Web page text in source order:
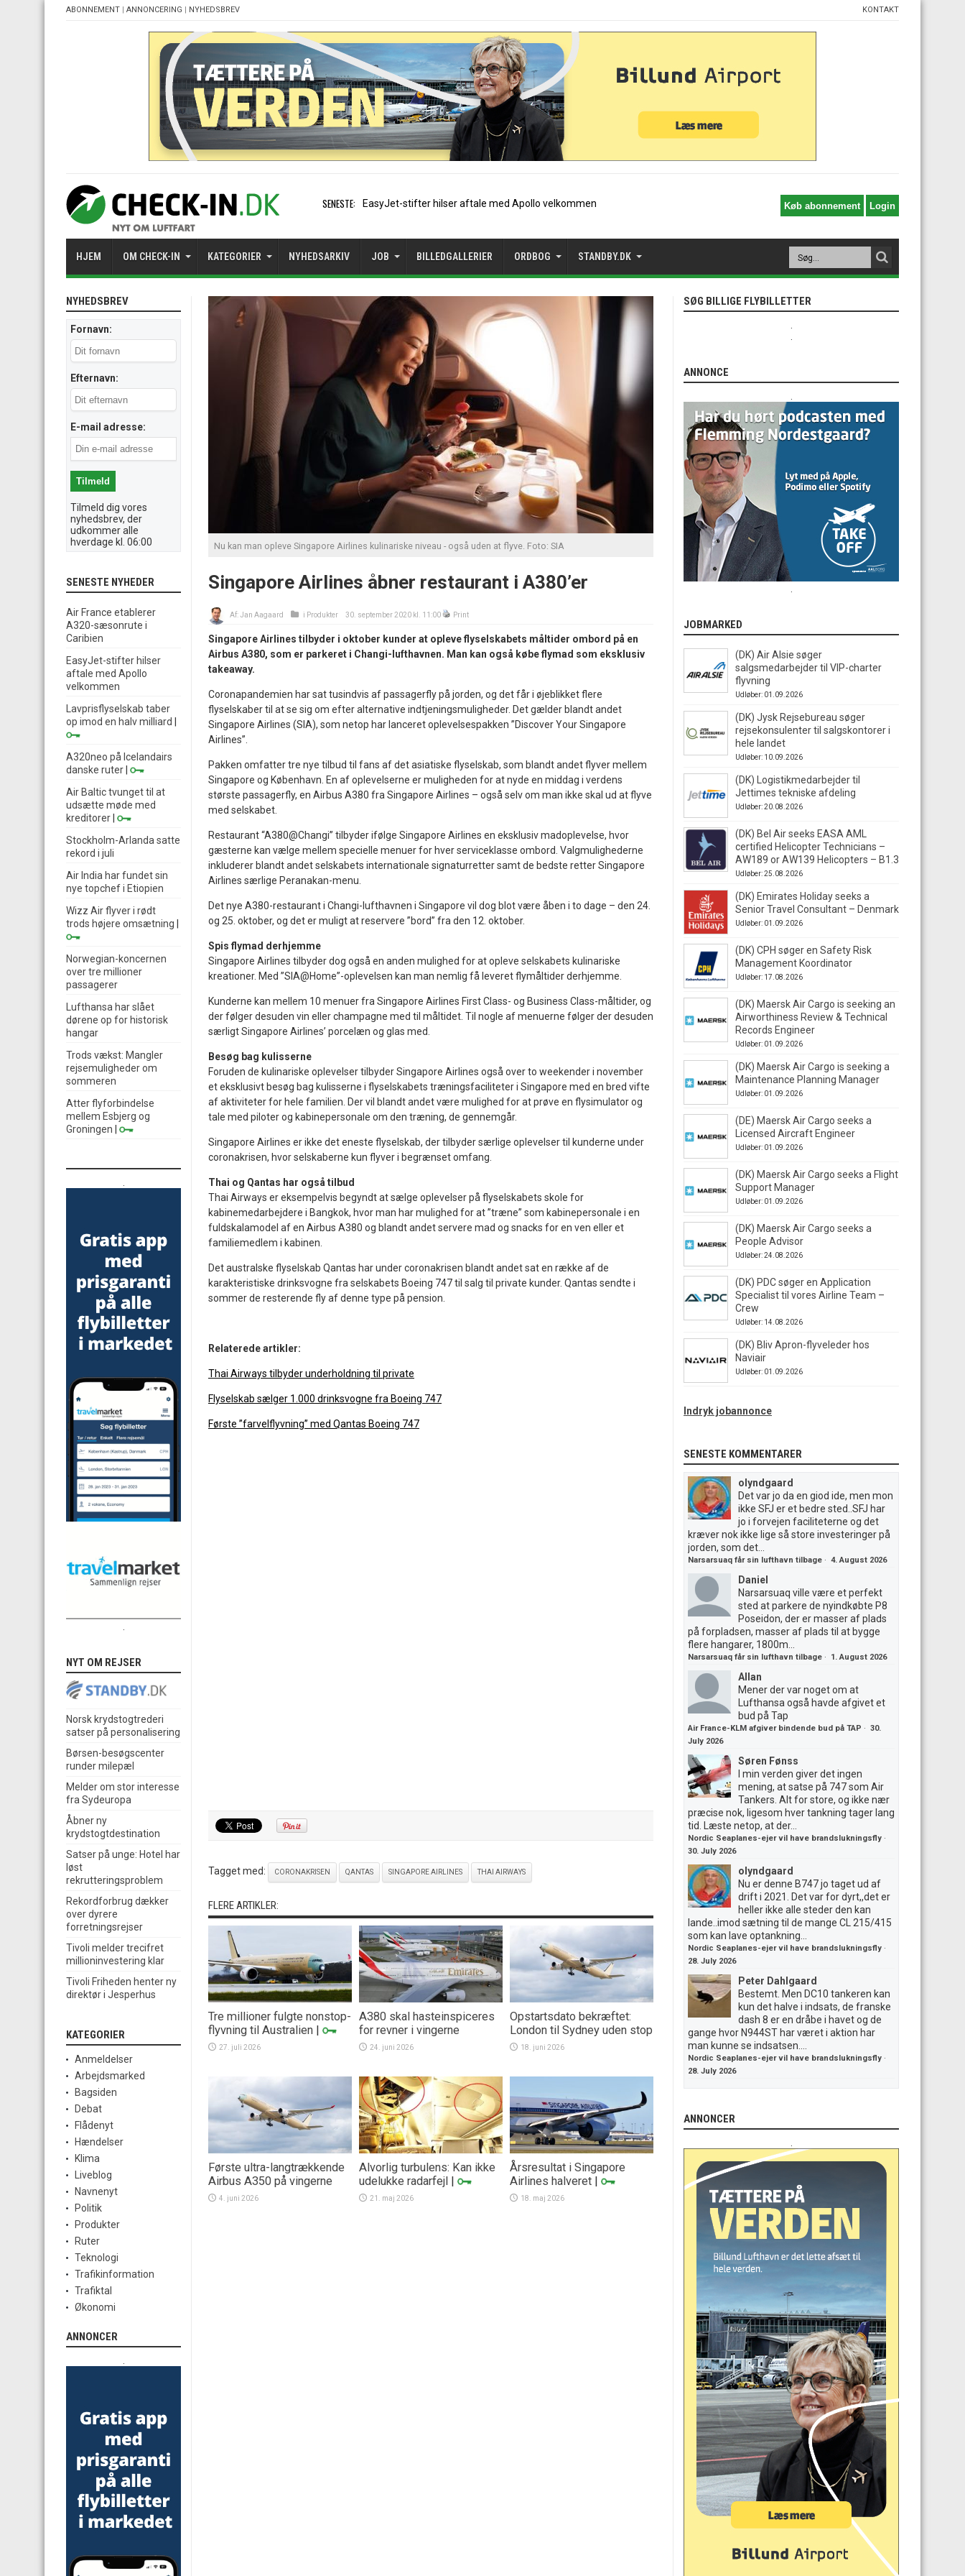
ABONNEMENT | ANNONCERING | NYHEDSBREV KONTAKT
SENESTE: Air France etablerer A320-sæ
HJEM OM CHECK-IN KATEGORIER NYHEDSARKIV JOB BILLEDGALLERIER ORDBOG STANDBY.DK
Nu kan man opleve Singapore Airlines kulinariske niveau - også uden at flyve. Foto: SIA
Singapore Airlines åbner restaurant i A380’er
Af:Jan Aagaard i Produkter 30. september 2020 kl. 11:00 Print
Singapore Airlines tilbyder i oktober kunder at opleve flyselskabets måltider ombord på en
Airbus A380, som er parkeret i Changi-lufthavnen. Man kan også købe flymad som eksklusiv
takeaway.
Coronapandemien har sat tusindvis af passagerfly på jorden, og det får i øjeblikket flere
flyselskaber til at se sig om efter alternative indtjeningsmuligheder. Det gælder blandt andet
Singapore Airlines (SIA), som netop har lanceret oplevelsespakken ”Discover Your Singapore
Airlines”.
Pakken omfatter tre nye tilbud til fans af det asiatiske flyselskab, som blandt andet flyver mellem
Singapore og København. En af oplevelserne er muligheden for at nyde en middag i verdens
største passagerfly, en Airbus A380 fra Singapore Airlines – også selv om man ikke skal ud at flyve
med selskabet.
Restaurant “A380@Changi” tilbyder ifølge Singapore Airlines en eksklusiv madoplevelse, hvor
gæsterne kan vælge mellem specielle menuer for hver serviceklasse ombord. Valgmulighederne
inkluderer blandt andet selskabets internationale signaturretter samt de bedste retter Singapore
Airlines særlige Peranakan-menu.
Det nye A380-restaurant i Changi-lufthavnen i Singapore vil dog blot være åben i to dage – den 24.
og 25. oktober, og det er muligt at reservere ”bord” fra den 12. oktober.
Spis flymad derhjemme
Singapore Airlines tilbyder dog også en anden mulighed for at opleve selskabets kulinariske
kreationer. Med ”SIA@Home”-oplevelsen kan man nemlig få leveret flymåltider derhjemme.
Kunderne kan mellem 10 menuer fra Singapore Airlines First Class- og Business Class-måltider, og
der følger desuden vin eller champagne med til måltidet. Til nogle af menuerne følger der desuden
særligt Singapore Airlines’ porcelæn og glas med.
Besøg bag kulisserne
Foruden de kulinariske oplevelser tilbyder Singapore Airlines også over to weekender i november
et eksklusivt besøg bag kulisserne i flyselskabets træningsfaciliteter i Singapore med en bred vifte
af aktiviteter for hele familien. Der vil blandt andet være mulighed for at prøve en flysimulator og
tale med piloter og kabinepersonale om den træning, de gennemgår.
Singapore Airlines er ikke det eneste flyselskab, der tilbyder særlige oplevelser til kunderne under
coronakrisen, hvor selskaberne kun flyver i begrænset omfang.
Thai og Qantas har også tilbud
Thai Airways er eksempelvis begyndt at sælge oplevelser på flyselskabets skole for
kabinemedarbejdere i Bangkok, hvor man har mulighed for at ”træne” som kabinepersonale i en
fuldskalamodel af en Airbus A380 og blandt andet servere mad og snacks for en ven eller et
familiemedlem i kabinen.
Det australske flyselskab Qantas har under coronakrisen blandt andet sat en række af de
karakteristiske drinksvogne fra selskabets Boeing 747 til salg til private kunder. Qantas sendte i
sommer de resterende fly af denne type på pension.
Relaterede artikler:
Thai Airways tilbyder underholdning til private
Flyselskab sælger 1.000 drinksvogne fra Boeing 747
Første ”farvelflyvning” med Qantas Boeing 747
Tagget med: CORONAKRISEN QANTAS SINGAPORE AIRLINES THAI AIRWAYS
FLERE ARTIKLER:
Tre millioner fulgte nonstop-
flyvning til Australien |
27. juli 2026
A380 skal hasteinspiceres
for revner i vingerne
24. juni 2026
Opstartsdato bekræftet:
London til Sydney uden stop
18. juni 2026
Første ultra-langtrækkende
Airbus A350 på vingerne
4. juni 2026
Alvorlig turbulens: Kan ikke
udelukke radarfejl |
21. maj 2026
Årsresultat i Singapore
Airlines halveret |
18. maj 2026
NYHEDSBREV
Fornavn:
Efternavn:
E-mail adresse:
Tilmeld dig vores
nyhedsbrev, der
udkommer alle
hverdage kl. 06:00
SENESTE NYHEDER
Air France etablerer
A320-sæsonrute i
Caribien
EasyJet-stifter hilser
aftale med Apollo
velkommen
Lavprisflyselskab taber
op imod en halv milliard
A320neo på Icelandairs
danske ruter
Air Baltic tvunget til at
udsætte møde med
kreditorer
Stockholm-Arlanda satte
rekord i juli
Air India har fundet sin
nye topchef i Etiopien
Wizz Air flyver i rødt
trods højere omsætning
Norwegian-koncernen
over tre millioner
passagerer
Lufthansa har slået
dørene op for historisk
hangar
Trods vækst: Mangler
rejsemuligheder om
sommeren
Atter flyforbindelse
mellem Esbjerg og
Groningen
NYT OM REJSER
Norsk krydstogtrederi
satser på personalisering
Børsen-besøgscenter
runder milepæl
Melder om stor interesse
fra Sydeuropa
Åbner ny
krydstogtdestination
Satser på unge: Hotel har
løst
rekrutteringsproblem
Rekordforbrug dækker
over dyrere
forretningsrejser
Tivoli melder trecifret
millioninvestering klar
Tivoli Friheden henter ny
direktør i Jesperhus
KATEGORIER
Anmeldelser
Arbejdsmarked
Bagsiden
Debat
Flådenyt
Hændelser
Klima
Liveblog
Navnenyt
Politik
Produkter
Ruter
Teknologi
Trafikinformation
Trafiktal
Økonomi
ANNONCER
SØG BILLIGE FLYBILLETTER
ANNONCE
JOBMARKED
(DK) Air Alsie søger
salgsmedarbejder til VIP-charter
flyvning
Udløber: 01.09.2026
(DK) Jysk Rejsebureau søger
rejsekonsulenter til salgskontorer i
hele landet
Udløber: 10.09.2026
(DK) Logistikmedarbejder til
Jettimes tekniske afdeling
Udløber: 20.08.2026
(DK) Bel Air seeks EASA AML
certified Helicopter Technicians –
AW189 or AW139 Helicopters – B1.3
Udløber: 25.08.2026
(DK) Emirates Holiday seeks a
Senior Travel Consultant – Denmark
Udløber: 01.09.2026
(DK) CPH søger en Safety Risk
Management Koordinator
Udløber: 17.08.2026
(DK) Maersk Air Cargo is seeking an
Airworthiness Review & Technical
Records Engineer
Udløber: 01.09.2026
(DK) Maersk Air Cargo is seeking a
Maintenance Planning Manager
Udløber: 01.09.2026
(DE) Maersk Air Cargo seeks a
Licensed Aircraft Engineer
Udløber: 01.09.2026
(DK) Maersk Air Cargo seeks a Flight
Support Manager
Udløber: 01.09.2026
(DK) Maersk Air Cargo seeks a
People Advisor
Udløber: 24.08.2026
(DK) PDC søger en Application
Specialist til vores Airline Team –
Crew
Udløber: 14.08.2026
(DK) Bliv Apron-flyveleder hos
Naviair
Udløber: 01.09.2026
Indryk jobannonce
SENESTE KOMMENTARER
olyndgaard
Det var jo da en giod ide, men mon
ikke SFJ er et bedre sted..SFJ har
jo i forvejen faciliteterne og det
kræver nok ikke lige så store investeringer på
jorden, som det...
Narsarsuaq får sin lufthavn tilbage · 4. August 2026
Daniel
Narsarsuaq ville være et perfekt
sted at parkere de nyindkøbte P8
Poseidon, der er masser af plads
på forpladsen, masser af plads til at bygge
flere hangarer, 1800m...
Narsarsuaq får sin lufthavn tilbage · 1. August 2026
Allan
Mener der var noget om at
Lufthansa også havde afgivet et
bud på Tap
Air France-KLM afgiver bindende bud på TAP · 30.
July 2026
Søren Fønss
I min verden giver det ingen
mening, at satse på 747 som Air
Tankers. Alt for store, og ikke nær
præcise nok, ligesom hver tankning tager lang
tid. Læste netop, at der...
Nordic Seaplanes-ejer vil have brandslukningsfly ·
30. July 2026
olyndgaard
Nu er denne B747 jo taget ud af
drift i 2021. Det var for dyrt,,det er
heller ikke alle steder den kan
lande..imod sætning til de mange CL 215/415
som kan lave optankning...
Nordic Seaplanes-ejer vil have brandslukningsfly ·
28. July 2026
Peter Dahlgaard
Bestemt. Men DC10 tankeren kan
kun det halve i indsats, de franske
dash 8 er en dråbe i havet og de
gange hvor N944ST har været i aktion har
man kunne se indsatsen....
Nordic Seaplanes-ejer vil have brandslukningsfly ·
28. July 2026
ANNONCER